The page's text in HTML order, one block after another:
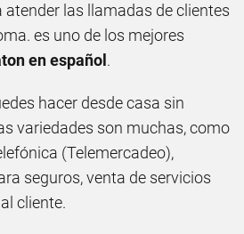
las llamadas de clientes
es uno de los mejores
en español .
hacer desde casa sin
variedades son muchas, como
(Telemercadeo),
seguros, venta de servicios
cliente.